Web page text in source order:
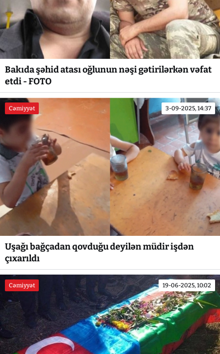
Bakıda şəhid atası oğlunun nəşi gətirilərkən vəfat
etdi - FOTO
Cəmiyyət 3-09-2025, 14:37
Uşağı bağçadan qovduğu deyilən müdir işdən
çıxarıldı
Cəmiyyət 19-06-2025, 10:02